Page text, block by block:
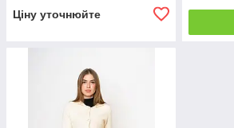
Ціну уточнюйте